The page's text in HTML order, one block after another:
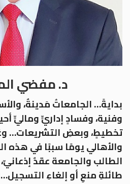
د. مفضي
بدايةً… الجامعاتُ مَدينةٌ،
وفنية، وفسادٍ إداريٍّ وماليٍّ
تخطيطٍ، وبعضِ التشريعات…
والأهالي يومًا سببًا في هذه
الطالب والجامعة عقدٌ
طائلةِ منعِ أو إلغاءِ